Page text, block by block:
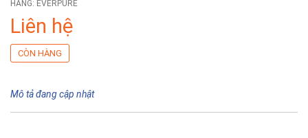
HÃNG: EVERPURE
Liên hệ
CÒN HÀNG
Mô tả đang cập nhật